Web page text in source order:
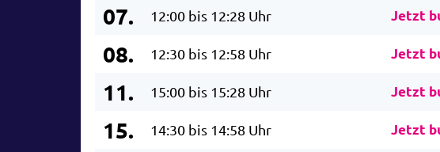
07.
12:00 bis 12:28 Uhr Jetzt
08. 12:30 bis 12:58 Uhr Jetzt
11. 15:00 bis 15:28 Uhr Jetzt
15. 14:30 bis 14:58 Uhr Jetzt